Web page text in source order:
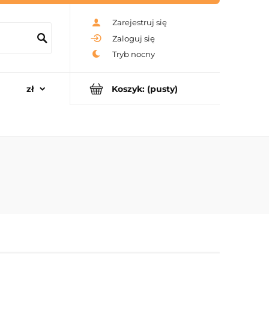
Zarejestruj się
Zaloguj się
Koszyk: (pusty)